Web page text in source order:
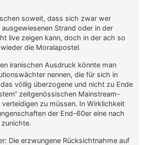
soweit, dass sich zwar wer
Strand oder in der
live zeigen kann, doch in der ach so
die Moralapostel.
iranischen Ausdruck könnte man
nennen, die für sich in
völlig überzogene und nicht zu Ende
zeitgenössischen Mainstream-
zu müssen. In Wirklichkeit
der End-60er eine nach
Die erzwungene Rücksichtnahme auf